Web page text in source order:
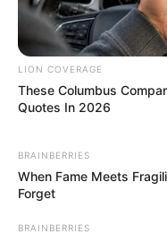
Discover What May
Mobility
JOINT CARE
เรื่องอื่นๆ ที่น่า
LION COVERAGE
These Columbus
Quotes In 2026
BRAINBERRIES
When Fame Meets
Forget
BRAINBERRIES